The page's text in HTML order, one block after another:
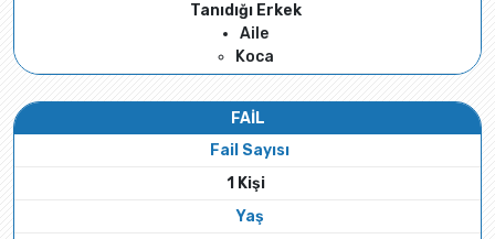
Tanıdığı Erkek
Aile
Koca
FAİL
Fail Sayısı
1 Kişi
Yaş